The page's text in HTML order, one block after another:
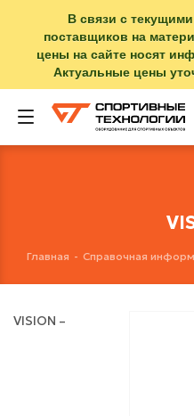
В связи с
поставщиков на
цены на сайте носят
Актуальные цены
Главная - Справочная
VISION –